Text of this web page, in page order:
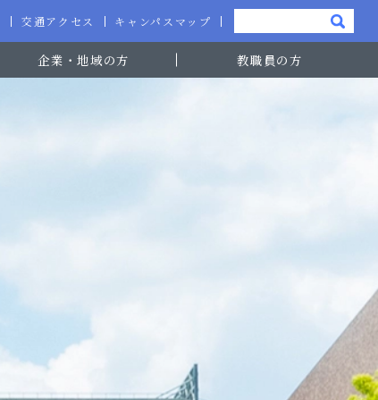
交通アクセス キャンパスマップ
企業・地域の方 教職員の方